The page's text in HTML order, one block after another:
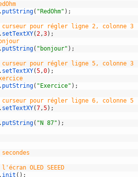
. putString( "RedOhm" ) ;
pour régler ligne 2, colonne 3
. setTextXY( 2 ,3) ;
. putString( "bonjour" ) ;
pour régler ligne 5, colonne 3
. setTextXY(5 ,0) ;
. putString( "Exercice" ) ;
pour régler ligne 6, colonne 5
. setTextXY(7 ,5) ;
. putString( "N 87" ) ;
OLED SEEED
. init ( ) ;